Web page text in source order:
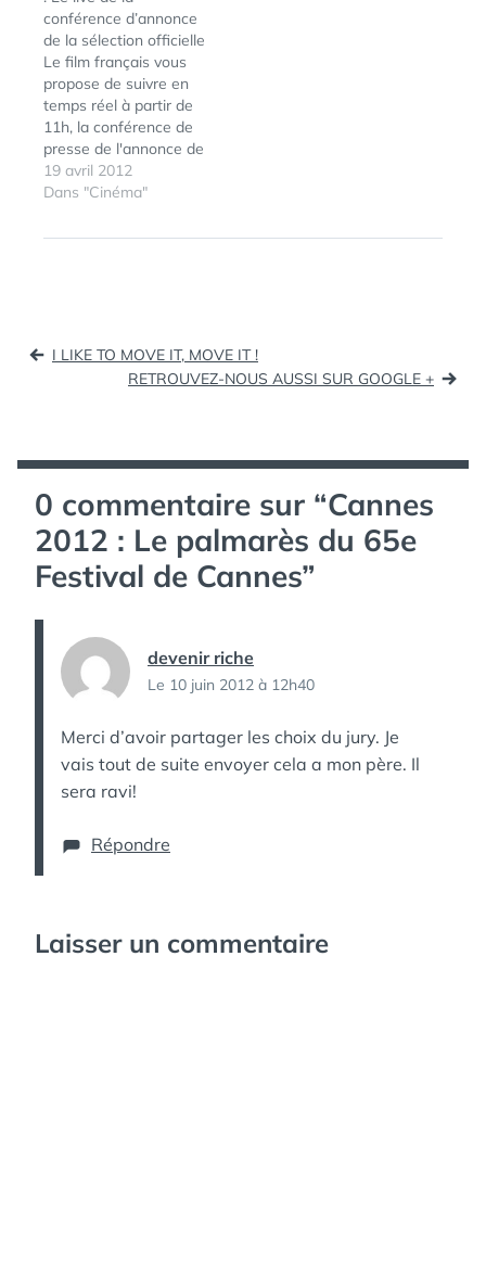
court-métrage : Cross
réalisé
par Maryna Vroda Prix
du jury du court-
métrage…
conférence d’annonce
de la sélection officielle
Le film français vous
propose de suivre en
temps réel à partir de
11h, la conférence de
presse de l'annonce de
la sélection officielle du
65e Festival de Cannes.
Bérénice Béjo serait la
19 avril 2012
Dans "Cinéma"
ÉTIQUETTES :
CANNES,
CANNES2012,
CLÔTURE,
Navigation
I LIKE TO MOVE IT, MOVE IT !
RETROUVEZ-NOUS AUSSI SUR GOOGLE +
0 commentaire sur “Cannes
2012 : Le palmarès du 65e
Festival de Cannes”
devenir riche
Le 10 juin 2012 à 12h40
Merci d’avoir partager les choix du jury. Je
vais tout de suite envoyer cela a mon père. Il
sera ravi!
Répondre
Laisser un commentaire